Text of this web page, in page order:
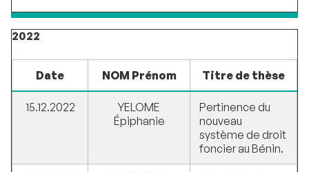
2022
Date NOM Prénom Titre de thèse
15.12.2022
YELOME
Épiphanie
Pertinence du
nouveau
système de droit
foncier au Bénin.